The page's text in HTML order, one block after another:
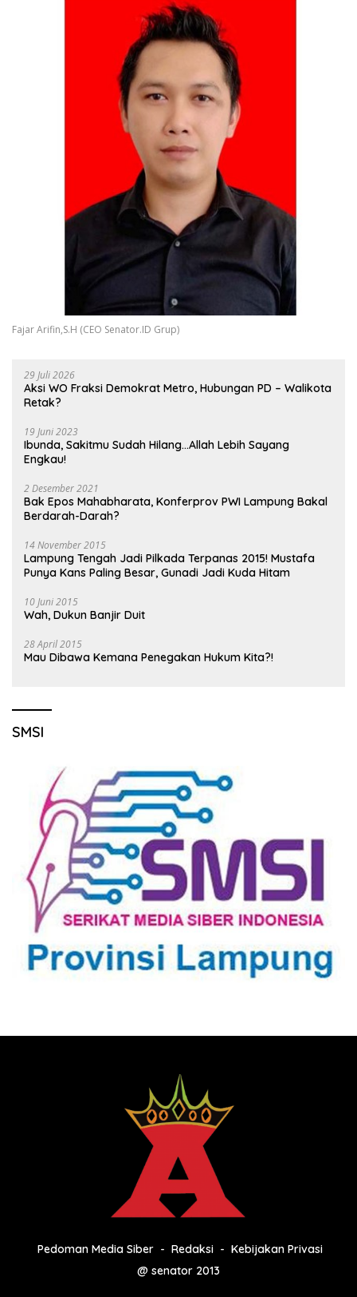
Fajar Arifin,S.H (CEO Senator.ID Grup)
29 Juli 2026
Aksi WO Fraksi Demokrat Metro, Hubungan PD – Walikota
Retak?
19 Juni 2023
Ibunda, Sakitmu Sudah Hilang…Allah Lebih Sayang
Engkau!
2 Desember 2021
Bak Epos Mahabharata, Konferprov PWI Lampung Bakal
Berdarah-Darah?
14 November 2015
Lampung Tengah Jadi Pilkada Terpanas 2015! Mustafa
Punya Kans Paling Besar, Gunadi Jadi Kuda Hitam
10 Juni 2015
Wah, Dukun Banjir Duit
28 April 2015
Mau Dibawa Kemana Penegakan Hukum Kita?!
SMSI
Pedoman Media Siber Redaksi
Kebijakan Privasi
@ senator 2013